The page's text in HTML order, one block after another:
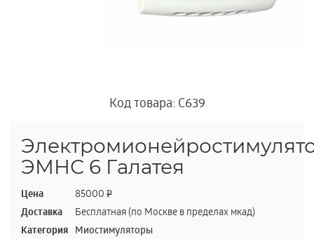
Код товара: C639
ЭМНС 6 Галатея
Цена 85000 P
Доставка Бесплатная (по Москве в пределах мкад)
Категория Миостимуляторы